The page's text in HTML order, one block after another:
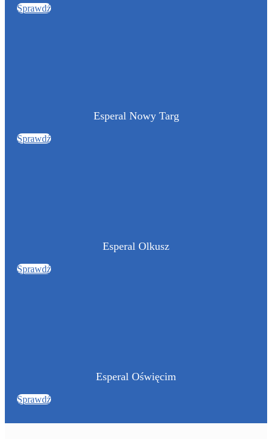
Sprawdź
Esperal Nowy Targ
Sprawdź
Esperal Olkusz
Sprawdź
Esperal Oświęcim
Sprawdź